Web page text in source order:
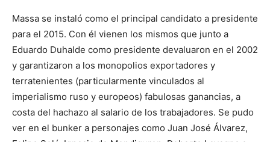
Massa se instaló como el principal candidato a presidente
para el 2015. Con él vienen los mismos que junto a
Eduardo Duhalde como presidente devaluaron en el 2002
y garantizaron a los monopolios exportadores y
terratenientes (particularmente vinculados al
imperialismo ruso y europeos) fabulosas ganancias, a
costa del hachazo al salario de los trabajadores. Se pudo
ver en el bunker a personajes como Juan José Álvarez,